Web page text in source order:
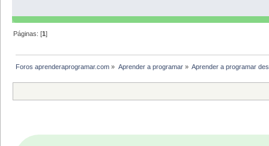
Páginas: [1]
Foros aprenderaprogramar.com » Aprender a programar» Aprender a programar